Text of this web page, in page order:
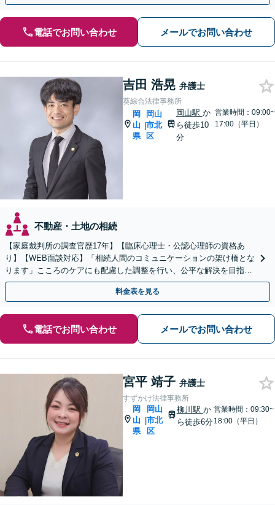
電話でお問い合わせ メールでお問い合わせ
吉田 浩晃 弁護士
葵綜合法律事務所
岡
山
県
|
岡山
市北
区
岡山駅 か
ら徒歩10
分
営業時間：09:00~
17:00（平日）
不動産・土地の相続
【家庭裁判所の調査官歴17年】【臨床心理士・公認心理師の資格あ
り】【WEB面談対応】「相続人間のコミュニケーションの架け橋とな
ります」こころのケアにも配慮した調整を行い、公平な解決を目指し
ます「成年後見・未成年後見のご相談にも対応」
料金表を見る
電話でお問い合わせ メールでお問い合わせ
宮平 靖子 弁護士
すずかけ法律事務所
岡
山
県
|
岡山
市北
区
柳川駅 か
ら徒歩6分
営業時間：09:30~
18:00（平日）